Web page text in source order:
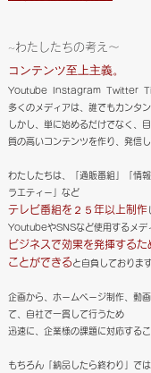
〜 わたしたちの考え〜
コンテンツ至上主義。
Youtube Instagram Twitter
多くのメディアは、誰でもカンタ
しかし、単に始めるだけでなく、
質の高いコンテンツを作り、 発信
わたしたちは、
「通販番組」「情
ラエティー」など
テレビ番組を２５年以上制作
YoutubeやSNSなど使用するメデ
ビジネスで効果を発揮する
ことができる と自負しております
企画から、ホームページ制作、動
て、自社で一貫して行うため
迅速に、企業様の課題に対応するこ
もちろん「納品したら終わり」で